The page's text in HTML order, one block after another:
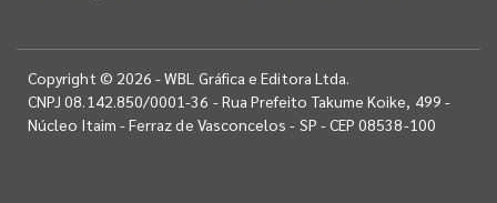
Copyright © 2026 - WBL Gráfica e Editora Ltda.
CNPJ 08.142.850/0001-36 - Rua Prefeito Takume Koike, 499 -
Núcleo Itaim - Ferraz de Vasconcelos - SP - CEP 08538-100